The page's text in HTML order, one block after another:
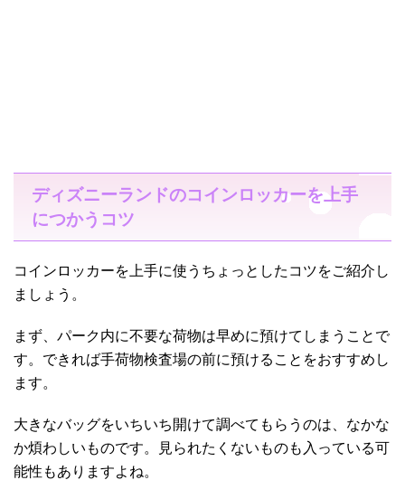
ディズニーランドのコインロッカーを上手
につかうコツ
コインロッカーを上手に使うちょっとしたコツをご紹介し
ましょう。
まず、パーク内に不要な荷物は早めに預けてしまうことで
す。できれば手荷物検査場の前に預けることをおすすめし
ます。
大きなバッグをいちいち開けて調べてもらうのは、なかな
か煩わしいものです。見られたくないものも入っている可
能性もありますよね。